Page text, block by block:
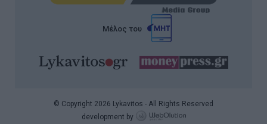
Μέλος του
© Copyright 2026 Lykavitos - All Rights Reserved
development by